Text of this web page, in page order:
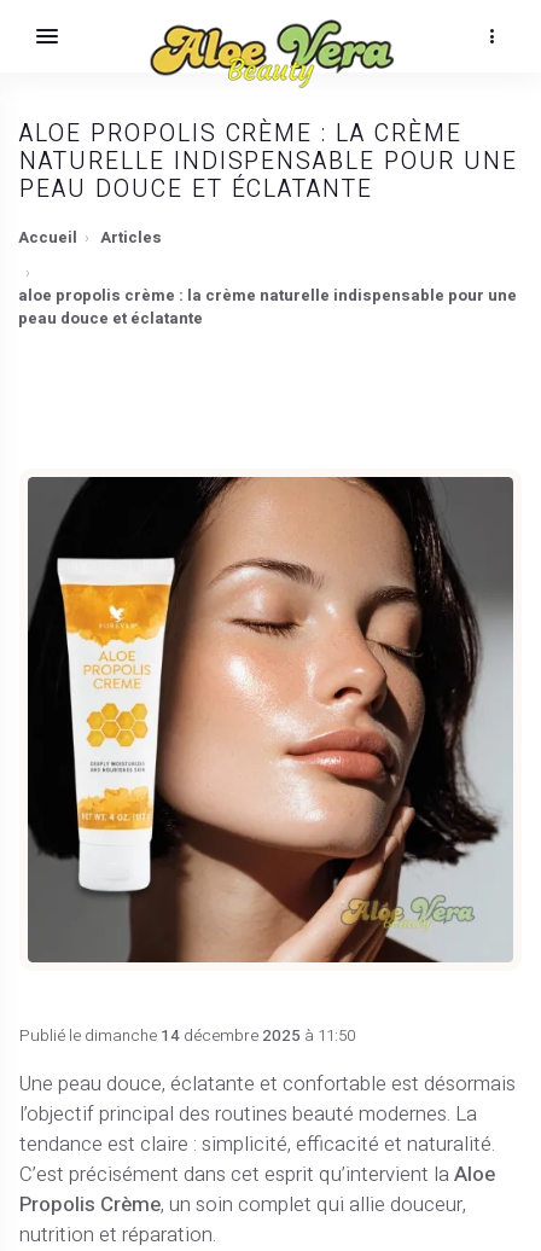
ALOE PROPOLIS CRÈME : LA CRÈME
NATURELLE INDISPENSABLE POUR UNE
PEAU DOUCE ET ÉCLATANTE
Accueil Articles
aloe propolis crème : la crème naturelle indispensable pour une
peau douce et éclatante
Publié le dimanche 14 décembre 2025 à 11:50
Une peau douce, éclatante et confortable est désormais
l’objectif principal des routines beauté modernes. La
tendance est claire : simplicité, efficacité et naturalité.
C’est précisément dans cet esprit qu’intervient laAloe
Propolis Crème, un soin complet qui allie douceur,
nutrition et réparation.